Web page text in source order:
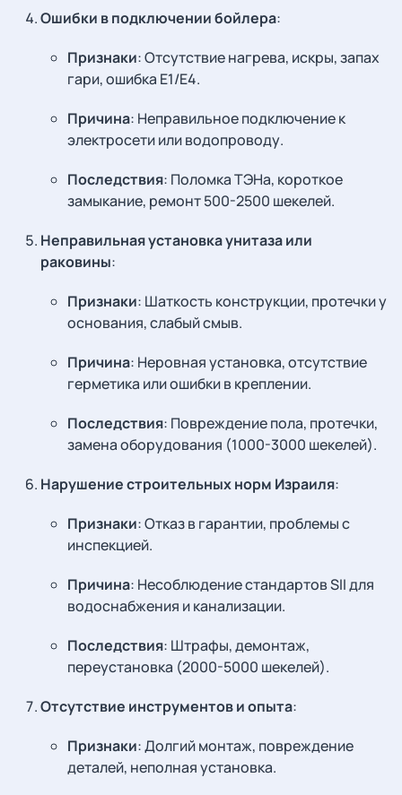
Ошибки в подключении бойлера:
Признаки: Отсутствие нагрева, искры, запах
гари, ошибка E1/E4.
Причина: Неправильное подключение к
электросети или водопроводу.
Последствия: Поломка ТЭНа, короткое
замыкание, ремонт 500-2500 шекелей.
Неправильная установка унитаза или
раковины:
Признаки: Шаткость конструкции, протечки у
основания, слабый смыв.
Причина: Неровная установка, отсутствие
герметика или ошибки в креплении.
Последствия: Повреждение пола, протечки,
замена оборудования (1000-3000 шекелей).
Нарушение строительных норм Израиля:
Признаки: Отказ в гарантии, проблемы с
инспекцией.
Причина: Несоблюдение стандартов SII для
водоснабжения и канализации.
Последствия: Штрафы, демонтаж,
переустановка (2000-5000 шекелей).
Отсутствие инструментов и опыта:
Признаки: Долгий монтаж, повреждение
деталей, неполная установка.